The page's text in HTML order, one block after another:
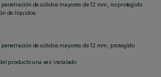
de sólidos mayores de 12 mm, no protegido
de líquidos.
de sólidos mayores de 12 mm, protegido
producto una vez instalado